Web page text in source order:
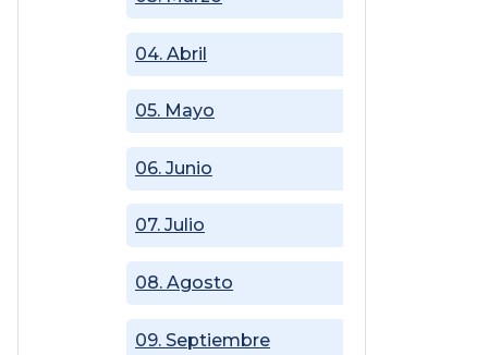
04. Abril
05. Mayo
06. Junio
07. Julio
08. Agosto
09. Septiembre